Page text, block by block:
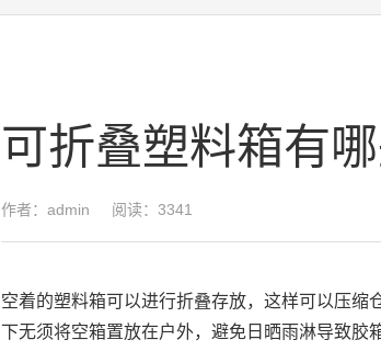
可折叠塑料箱有哪
作者：admin 阅读：3341
空着的塑料箱可以进行折叠存放，这样可以压缩
下无须将空箱置放在户外，避免日晒雨淋导致胶